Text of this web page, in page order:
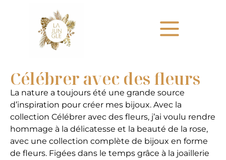
Célébrer avec des fleurs
La nature a toujours été une grande source
d’inspiration pour créer mes bijoux. Avec la
collection Célébrer avec des fleurs, j’ai voulu rendre
hommage à la délicatesse et la beauté de la rose,
avec une collection complète de bijoux en forme
de fleurs. Figées dans le temps grâce à la joaillerie